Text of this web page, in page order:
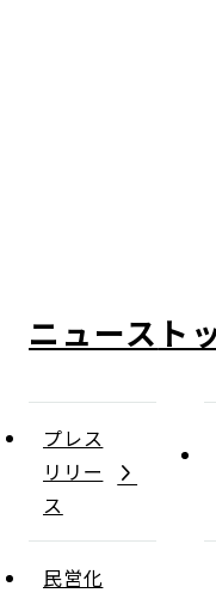
ニュース
プレス
リリー
ス
民営化